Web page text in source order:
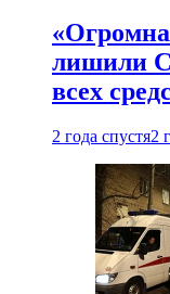
лишили
всех
2 года спустя2